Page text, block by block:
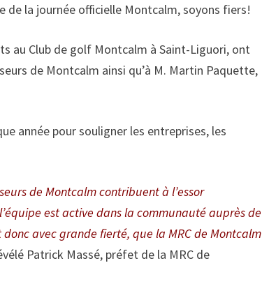
de la journée officielle Montcalm, soyons fiers!
au Club de golf Montcalm à Saint-Liguori, ont
de Montcalm ainsi qu’à M. Martin Paquette,
année pour souligner les entreprises, les
de Montcalm contribuent à l’essor
est active dans la communauté auprès de
avec grande fierté, que la MRC de Montcalm
Patrick Massé, préfet de la MRC de